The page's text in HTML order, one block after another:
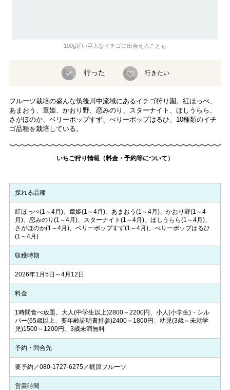
100g近い巨大なイチゴに出会えることも
行った 行きたい
フルーツ栽培の盛んな筑後川中流域にあるイチゴ狩り園。紅ほっぺ、
あまおう、章姫、かおり野、恋みのり、スターナイト、ほしうらら、
さがほのか、ベリーポップすず、べりーポップはるひ、10種類のイチ
ゴ品種を栽培している。
いちご狩り情報（料金・予約等について）
採れる品種
紅ほっぺ(1～4月)、章姫(1～4月)、あまおう(1～4月)、かおり野(1～4
月)、恋みのり(1～4月)、スターナイト(1～4月)、ほしうらら(1～4月)、
さがほのか(1～4月)、ベリーポップすず(1～4月)、べりーポップはるひ
(1～4月)
収穫時期
2026年1月5日～4月12日
料金
1時間食べ放題。大人(中学生以上)2800～2200円、小人(小学生)・シル
バー(65歳以上、要年齢証明書持参)2400～1800円、幼児(3歳～未就学
児)1500～1200円、3歳未満無料
予約・問合先
要予約／080-1727-6275／梶原フルーツ
営業時間